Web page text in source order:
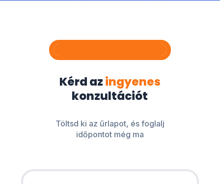
Kérd azingyenes
konzultációt
Töltsd ki az űrlapot, és foglalj
időpontot még ma